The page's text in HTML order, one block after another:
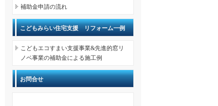
補助金申請の流れ
こどもみらい住宅支援 リフォーム一例
こどもエコすまい支援事業&先進的窓リ
ノベ事業の補助金による施工例
お問合せ